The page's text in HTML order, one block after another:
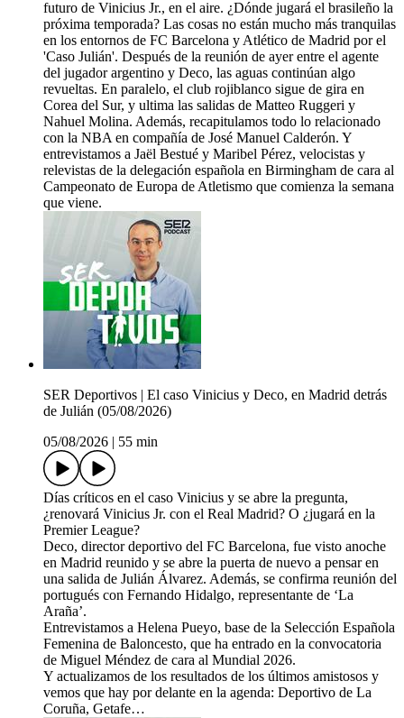
futuro de Vinicius Jr., en el aire. ¿Dónde jugará el brasileño la
próxima temporada? Las cosas no están mucho más tranquilas
en los entornos de FC Barcelona y Atlético de Madrid por el
'Caso Julián'. Después de la reunión de ayer entre el agente
del jugador argentino y Deco, las aguas continúan algo
revueltas. En paralelo, el club rojiblanco sigue de gira en
Corea del Sur, y ultima las salidas de Matteo Ruggeri y
Nahuel Molina. Además, recapitulamos todo lo relacionado
con la NBA en compañía de José Manuel Calderón. Y
entrevistamos a Jaël Bestué y Maribel Pérez, velocistas y
relevistas de la delegación española en Birmingham de cara al
Campeonato de Europa de Atletismo que comienza la semana
que viene.
SER Deportivos | El caso Vinicius y Deco, en Madrid detrás
de Julián (05/08/2026)
05/08/2026
55 min
Días críticos en el caso Vinicius y se abre la pregunta,
¿renovará Vinicius Jr. con el Real Madrid? O ¿jugará en la
Premier League?
Deco, director deportivo del FC Barcelona, fue visto anoche
en Madrid reunido y se abre la puerta de nuevo a pensar en
una salida de Julián Álvarez. Además, se confirma reunión del
portugués con Fernando Hidalgo, representante de ‘La
Araña’.
Entrevistamos a Helena Pueyo, base de la Selección Española
Femenina de Baloncesto, que ha entrado en la convocatoria
de Miguel Méndez de cara al Mundial 2026.
Y actualizamos de los resultados de los últimos amistosos y
vemos que hay por delante en la agenda: Deportivo de La
Coruña, Getafe…